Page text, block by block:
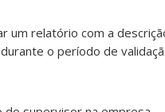
um relatório com a
o período de